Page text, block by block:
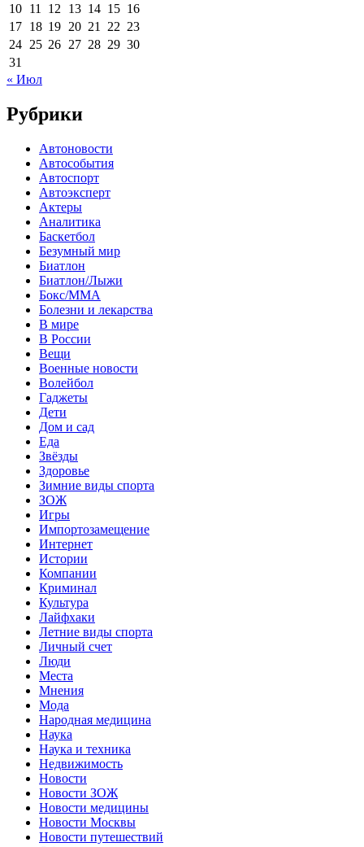
10 11 12 13 14 15 16
17 18 19 20 21 22 23
24 25 26 27 28 29 30
31
« Июл
Рубрики
Автоновости
Автособытия
Автоспорт
Автоэксперт
Актеры
Аналитика
Баскетбол
Безумный мир
Биатлон
Биатлон/Лыжи
Бокс/MMA
Болезни и лекарства
В мире
В России
Вещи
Военные новости
Волейбол
Гаджеты
Дети
Дом и сад
Еда
Звёзды
Здоровье
Зимние виды спорта
ЗОЖ
Игры
Импортозамещение
Интернет
Истории
Компании
Криминал
Культура
Лайфхаки
Летние виды спорта
Личный счет
Люди
Места
Мнения
Мода
Народная медицина
Наука
Наука и техника
Недвижимость
Новости
Новости ЗОЖ
Новости медицины
Новости Москвы
Новости путешествий